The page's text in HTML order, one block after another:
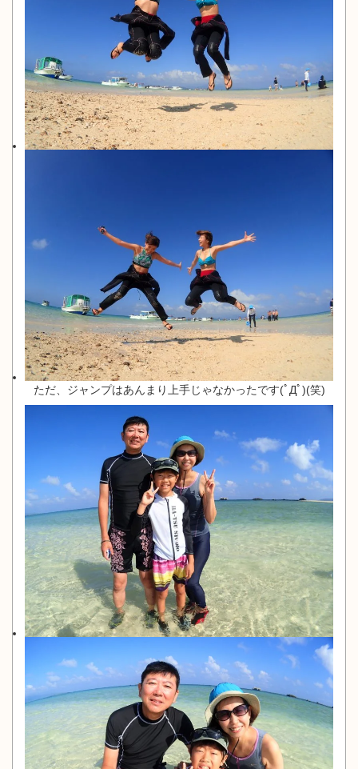
ただ、ジャンプはあんまり上手じゃなかったです(ﾟДﾟ)(笑)